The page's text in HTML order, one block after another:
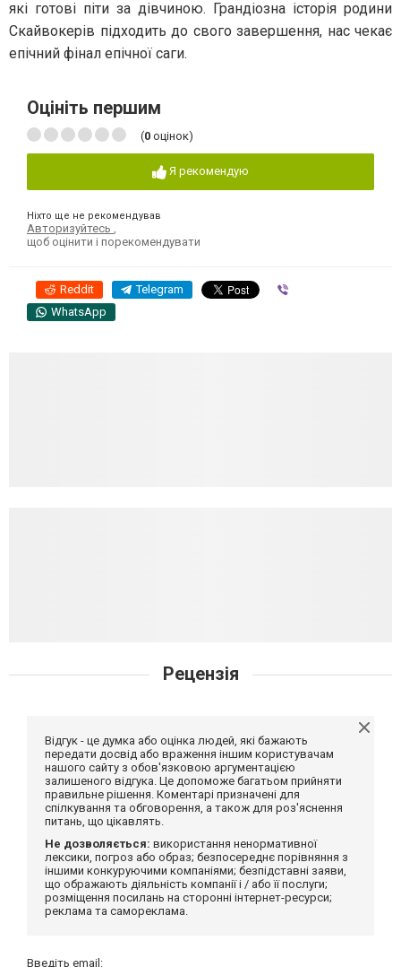
які готові піти за дівчиною. Грандіозна історія родини
Скайвокерів підходить до свого завершення, нас чекає
епічний фінал епічної саги.
Оцініть першим
(0 оцінок)
Я рекомендую
Ніхто ще не рекомендував
Авторизуйтесь
щоб оцінити і порекомендувати
Reddit Telegram
WhatsApp
Рецензія
Відгук - це думка або оцінка людей, які бажають
передати досвід або враження іншим користувачам
нашого сайту з обов'язковою аргументацією
залишеного відгука. Це допоможе багатьом прийняти
правильне рішення. Коментарі призначені для
спілкування та обговорення, а також для роз'яснення
питань, що цікавлять.
Не дозволяється: використання ненормативної
лексики, погроз або образ; безпосереднє порівняння з
іншими конкуруючими компаніями; безпідставні заяви,
що ображають діяльність компанії і / або її послуги;
розміщення посилань на сторонні інтернет-ресурси;
реклама та самореклама.
Введіть email: